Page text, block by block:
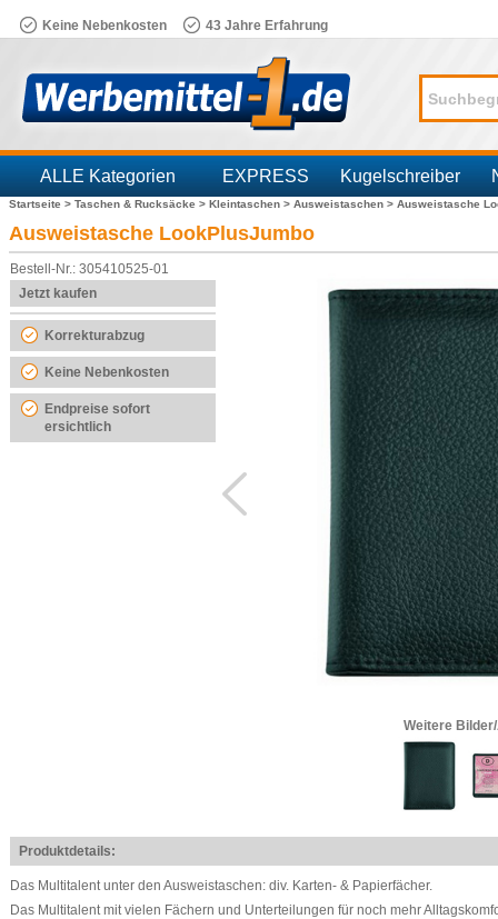
Keine Nebenkosten 43 Jahre Erfahrung
ALLE Kategorien EXPRESS Kugelschreiber
Branchen
Startseite > Taschen & Rucksäcke > Kleintaschen > Ausweistaschen > Ausweistasche
Ausweistasche LookPlusJumbo
Bestell-Nr.: 305410525-01
Jetzt kaufen
Korrekturabzug
Keine Nebenkosten
Endpreise sofort
ersichtlich
Weitere
Produktdetails:
Das Multitalent unter den Ausweistaschen: div. Karten- & Papierfächer.
Das Multitalent mit vielen Fächern und Unterteilungen für noch mehr